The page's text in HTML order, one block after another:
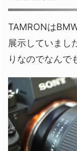
TAMRONは
展示していまし
りなのでなんで